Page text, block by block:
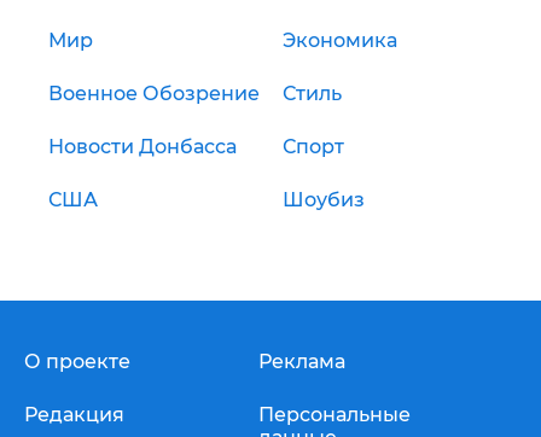
Мир Экономика
Военное Обозрение Стиль
Новости Донбасса Спорт
США Шоубиз
О проекте
Редакция
Реклама
Персональные